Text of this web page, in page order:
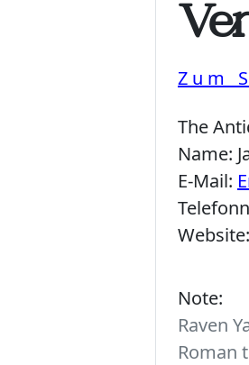
Zum
The
Name:
E-Mail:
Website:
Note:
Raven
Roman